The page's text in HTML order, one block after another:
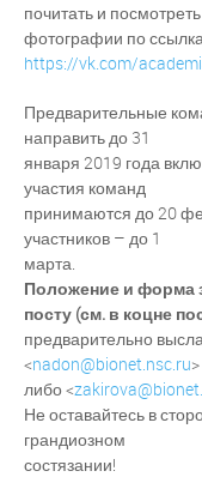
почитать и посмотреть
фотографии по
https://vk.com/
Предварительные
направить до 31
января 2019 года
участия команд
принимаются до 20
участников – до 1
марта.
Положение и форма
посту (см. в коцне
предварительно
<nadon@bionet.nsc.ru>
либо <
Не оставайтесь в
грандиозном
состязании!